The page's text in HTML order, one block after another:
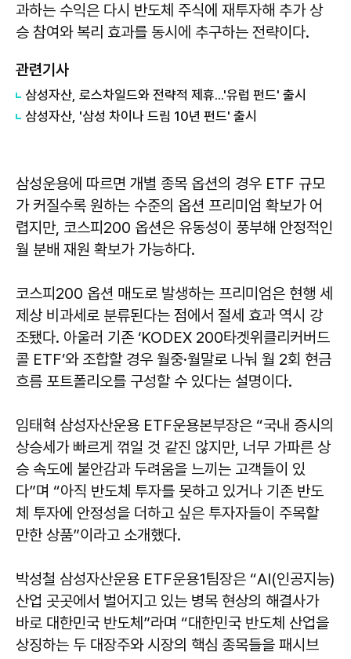
과하는 수익은 다시 반도체 주식에 재투자해 추가 상
승 참여와 복리 효과를 동시에 추구하는 전략이다.
관련기사
삼성자산, 로스차일드와 전략적 제휴...'유럽 펀드' 출시
삼성자산, '삼성 차이나 드림 10년 펀드' 출시
삼성운용에 따르면 개별 종목 옵션의 경우 ETF 규모
가 커질수록 원하는 수준의 옵션 프리미엄 확보가 어
렵지만, 코스피200 옵션은 유동성이 풍부해 안정적인
월 분배 재원 확보가 가능하다.
코스피200 옵션 매도로 발생하는 프리미엄은 현행 세
제상 비과세로 분류된다는 점에서 절세 효과 역시 강
조됐다. 아울러 기존 ‘KODEX 200타겟위클리커버드
콜 ETF’와 조합할 경우 월중·월말로 나눠 월 2회 현금
흐름 포트폴리오를 구성할 수 있다는 설명이다.
임태혁 삼성자산운용 ETF운용본부장은 “국내 증시의
상승세가 빠르게 꺾일 것 같진 않지만, 너무 가파른 상
승 속도에 불안감과 두려움을 느끼는 고객들이 있
다”며 “아직 반도체 투자를 못하고 있거나 기존 반도
체 투자에 안정성을 더하고 싶은 투자자들이 주목할
만한 상품”이라고 소개했다.
박성철 삼성자산운용 ETF운용1팀장은 “AI(인공지능)
산업 곳곳에서 벌어지고 있는 병목 현상의 해결사가
바로 대한민국 반도체”라며 “대한민국 반도체 산업을
상징하는 두 대장주와 시장의 핵심 종목들을 패시브